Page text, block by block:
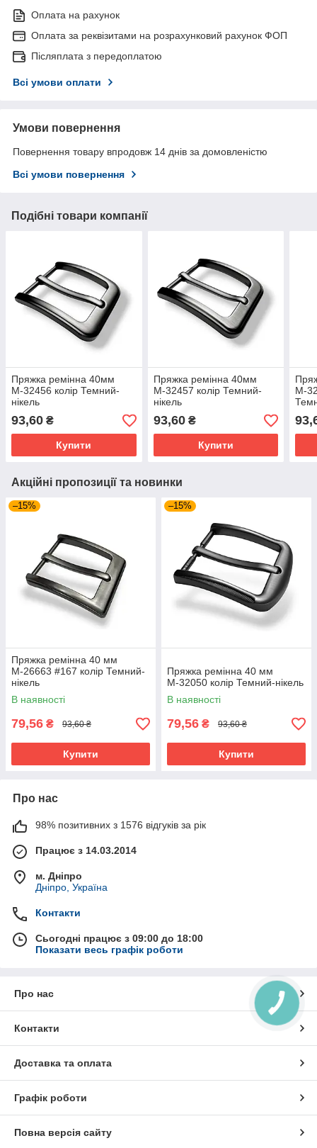
Оплата на рахунок
Оплата за реквізитами на розрахунковий рахунок ФОП
Післяплата з передоплатою
Всі умови оплати
Умови повернення
Повернення товару впродовж 14 днів за домовленістю
Всі умови повернення
Подібні товари компанії
Пряжка ремінна 40мм
М-32456 колір Темний-
нікель
93,60 ₴
Купити
Пряжка ремінна 40мм
М-32457 колір Темний-
нікель
93,60₴
Купити
М-
Акційні пропозиції та новинки
–15%
Пряжка ремінна 40 мм
М-26663 #167 колір Темний-
нікель
В наявності
79,56 ₴ 93,60 ₴
Купити
–15%
Пряжка ремінна 40 мм
М-32050 колір Темний-нікель
В наявності
79,56 ₴ 93,60 ₴
Купити
Про нас
98% позитивних з 1576 відгуків за рік
Працює з 14.03.2014
м. Дніпро
Дніпро, Україна
Контакти
Сьогодні працює з 09:00 до 18:00
Показати весь графік роботи
Про нас
Контакти
Доставка та оплата
Графік роботи
Повна версія сайту